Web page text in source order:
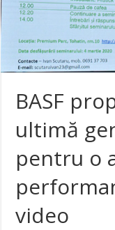
BASF
ultimă
pentru o
video